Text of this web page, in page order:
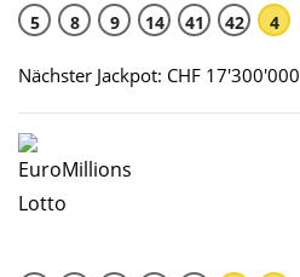
5 8 9 14 41 42 4
Nächster Jackpot: CHF 17'300'000